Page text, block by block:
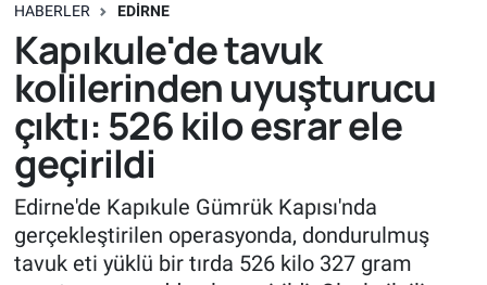
HABERLER EDIRNE
Kapıkule'de tavuk
kolilerinden uyuşturucu
çıktı: 526 kilo esrar ele
geçirildi
Edirne'de Kapıkule Gümrük Kapısı'nda
gerçekleştirilen operasyonda, dondurulmuş
tavuk eti yüklü bir tırda 526 kilo 327 gram
Süper Lig Puan Durumu ve Fikstür
Tüm Manşetler
Son Dakika Haberleri
Haber Arşivi